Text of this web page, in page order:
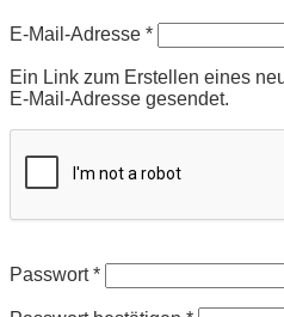
E-Mail-Adresse *Erforderlich
Ein Link zum Erstellen eines
E-Mail-Adresse gesendet.
Passwort*